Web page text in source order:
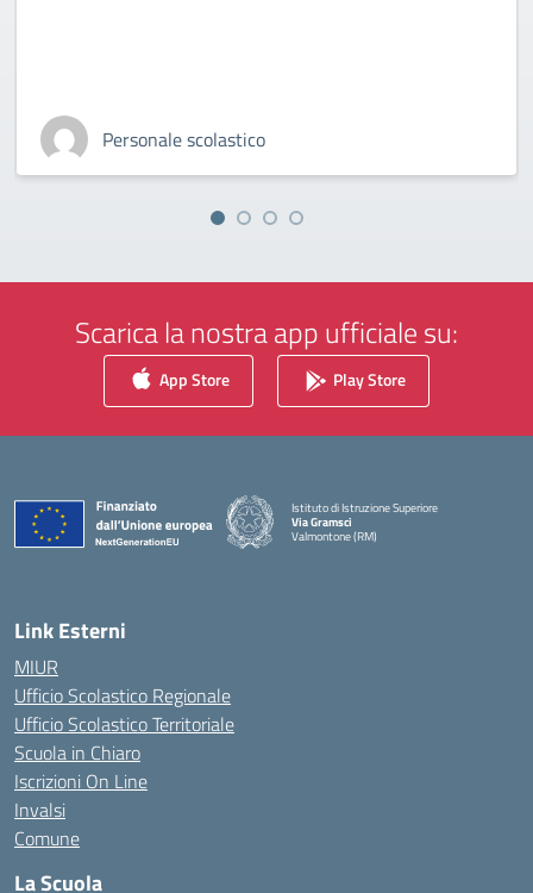
Personale scolastico
Scarica la nostra app ufficiale su:
App Store Play Store
Istituto di Istruzione Superiore
Via Gramsci
Valmontone (RM)
Link Esterni
MIUR
Ufficio Scolastico Regionale
Ufficio Scolastico Territoriale
Scuola in Chiaro
Iscrizioni On Line
Invalsi
Comune
La Scuola